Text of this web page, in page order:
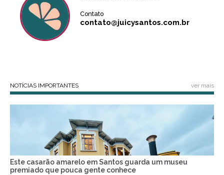
Contato
contato@juicysantos.com.br
NOTÍCIAS IMPORTANTES ver mais
Este casarão amarelo em Santos guarda um museu
premiado que pouca gente conhece